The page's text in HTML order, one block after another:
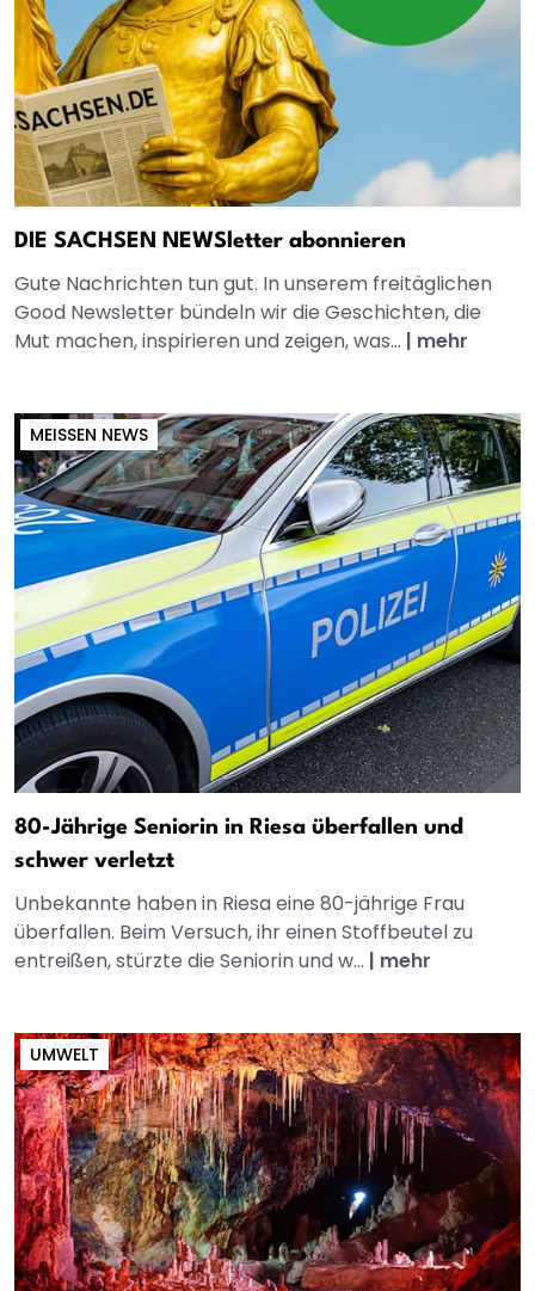
DIE SACHSEN NEWSletter abonnieren
Gute Nachrichten tun gut. In unserem freitäglichen
Good Newsletter bündeln wir die Geschichten, die
Mut machen, inspirieren und zeigen, was... | mehr
MEISSEN NEWS
80-Jährige Seniorin in Riesa überfallen und
schwer verletzt
Unbekannte haben in Riesa eine 80-jährige Frau
überfallen. Beim Versuch, ihr einen Stoffbeutel zu
entreißen, stürzte die Seniorin und w... | mehr
UMWELT